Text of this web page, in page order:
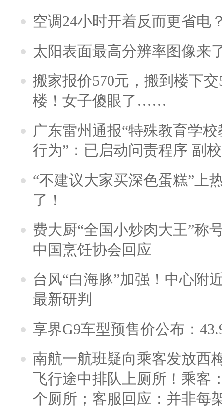
空调24小时开着反而更省电
太阳表面最高分辨率图像来
搬家报价570元，搬到楼下
楼！女子傻眼了……
广东雷州通报“特殊教育学
行为”：已启动问责程序 副
“不建议大家买深色蛋糕”上
了！
费大厨“全国小炒肉大王”称
中国烹饪协会回应
台风“白海豚”加强！中心附
最新研判
享界G9车型预售价公布：
南航一航班疑向乘客发放西
飞行途中排队上厕所！乘客
个厕所；客服回应：并非每